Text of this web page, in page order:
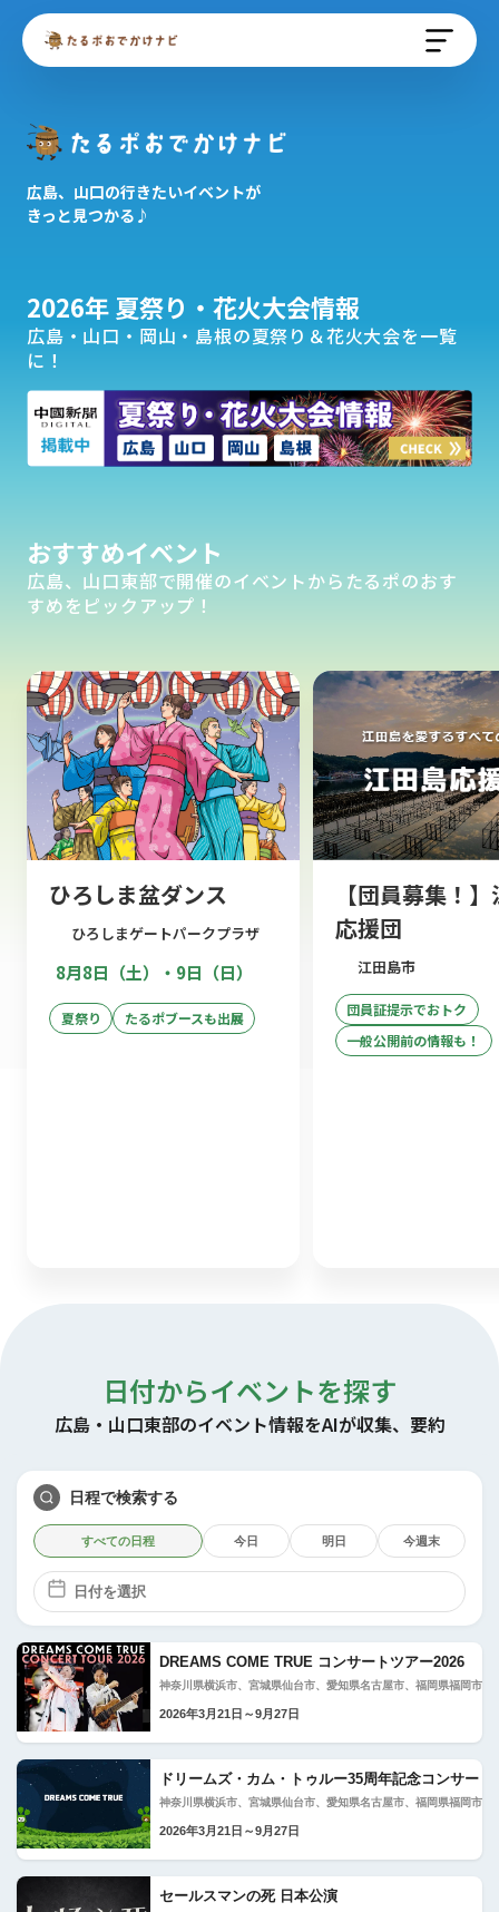
広島、山口の行きたいイベントが
きっと見つかる♪
2026年 夏祭り・花火大会情報
広島・山口・岡山・島根の夏祭り＆花火大会を一覧
に！
おすすめイベント
広島、山口東部で開催のイベントからたるポのおす
すめをピックアップ！
ひろしま盆ダンス
ひろしまゲートパークプラザ
8月8日（土）・9日（日）
夏祭り たるポブースも出展
【団員募集！
応援団
江田島市
団員証提示でおトク
一般公開前の情報も！
日付からイベントを探す
広島・山口東部のイベント情報をAIが収集、要約
日程で検索する
すべての日程 今日 明日 今週末
DREAMS COME TRUE コンサートツアー2026
神奈川県横浜市、宮城県仙台市、愛知県名古屋市、福岡県福岡市
2026年3月21日～9月27日
ドリームズ・カム・トゥルー35周年記念コンサート
神奈川県横浜市、宮城県仙台市、愛知県名古屋市、福岡県福岡市
2026年3月21日～9月27日
セールスマンの死 日本公演